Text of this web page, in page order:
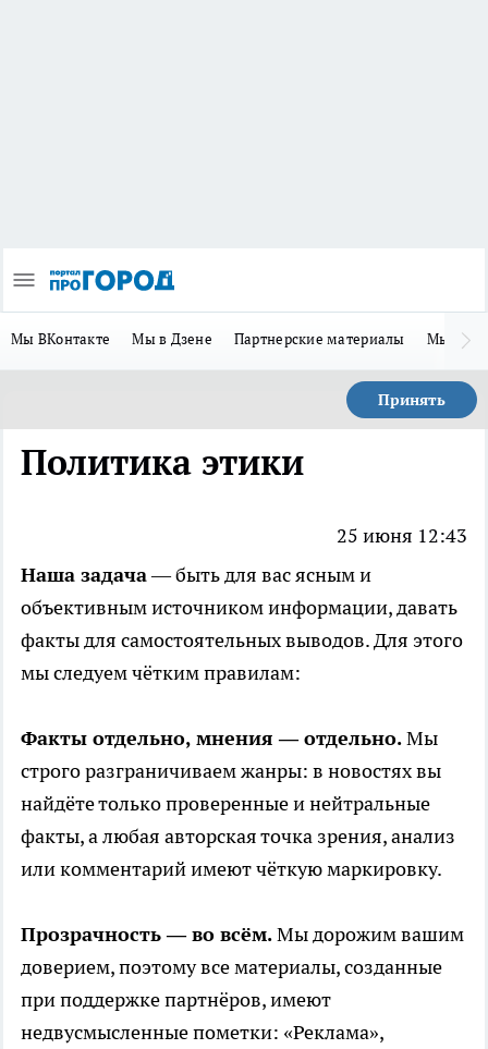
Мы ВКонтакте Мы в Дзене Партнерские материалы Мы в
Принять
Политика этики
25 июня 12:43
Наша задача— быть для вас ясным и
объективным источником информации, давать
факты для самостоятельных выводов. Для этого
мы следуем чётким правилам:
Факты отдельно, мнения — отдельно.Мы
строго разграничиваем жанры: в новостях вы
найдёте только проверенные и нейтральные
факты, а любая авторская точка зрения, анализ
или комментарий имеют чёткую маркировку.
Прозрачность — во всём.Мы дорожим вашим
доверием, поэтому все материалы, созданные
при поддержке партнёров, имеют
недвусмысленные пометки: «Реклама»,